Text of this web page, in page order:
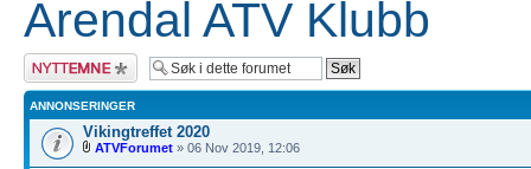
Arendal ATV Klubb
Legg inn et nytt
emne
ANNONSERINGER
Vikingtreffet 2020
ATVForumet » 06 Nov 2019, 12:06